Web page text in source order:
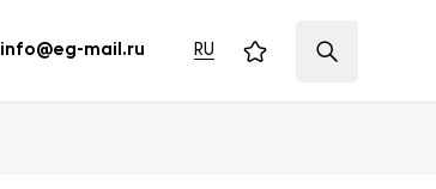
info@eg-mail.ru RU